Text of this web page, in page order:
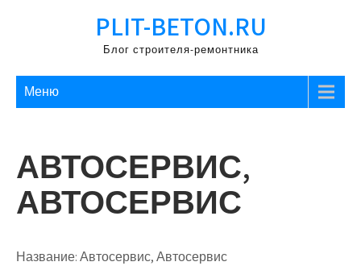
PLIT-BETON.RU
Блог строителя-ремонтника
Меню
АВТОСЕРВИС,
АВТОСЕРВИС
Название:Автосервис, Автосервис